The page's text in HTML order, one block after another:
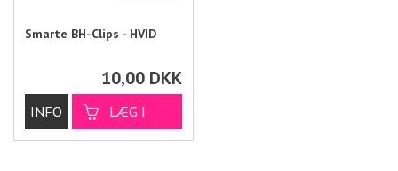
Smarte BH-Clips - HVID
10,00 DKK